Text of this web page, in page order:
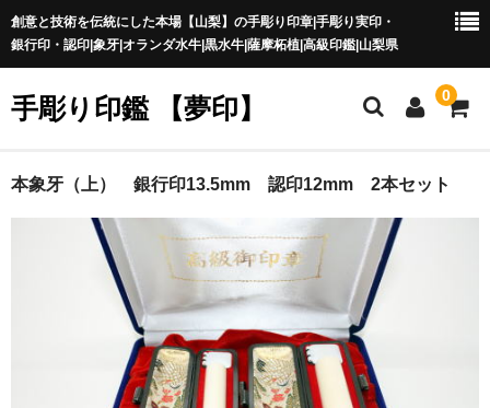
創意と技術を伝統にした本場【山梨】の手彫り印章|手彫り実印・
銀行印・認印|象牙|オランダ水牛|黒水牛|薩摩柘植|高級印鑑|山梨県
手彫り印鑑 【夢印】 0
夢印TOP
印章の本場 山梨
一級印章彫刻技能士
本象牙（上） 銀行印13.5mm 認印12mm 2本セット